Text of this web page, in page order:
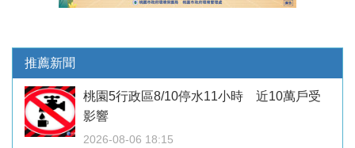
推薦新聞
桃園5行政區8/10停水11小時 近10萬戶受
影響
2026-08-06 18:15